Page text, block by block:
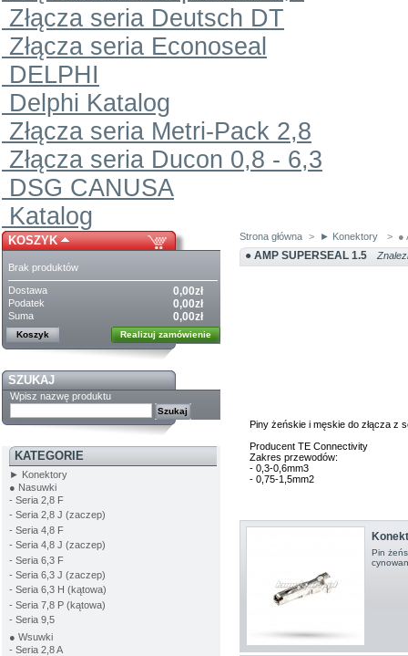
Złącza seria Deutsch DT
Złącza seria Econoseal
DELPHI
Delphi Katalog
Złącza seria Metri-Pack 2,8
Złącza seria Ducon 0,8 - 6,3
DSG CANUSA
Katalog
KOSZYK
Brak produktów
Dostawa 0,00zł
Podatek 0,00zł
Suma 0,00zł
Koszyk Realizuj zamówienie
SZUKAJ
Wpisz nazwę produktu
KATEGORIE
► Konektory
● Nasuwki
- Seria 2,8 F
- Seria 2,8 J (zaczep)
- Seria 4,8 F
- Seria 4,8 J (zaczep)
- Seria 6,3 F
- Seria 6,3 J (zaczep)
- Seria 6,3 H (kątowa)
- Seria 7,8 P (kątowa)
- Seria 9,5
● Wsuwki
- Seria 2,8 A
Strona główna > ► Konektory > ●
● AMP SUPERSEAL 1.5
Piny żeńskie i męskie do złącza z
Producent TE Connectivity
Zakres przewodów:
- 0,3-0,6mm3
- 0,75-1,5mm2
Pin